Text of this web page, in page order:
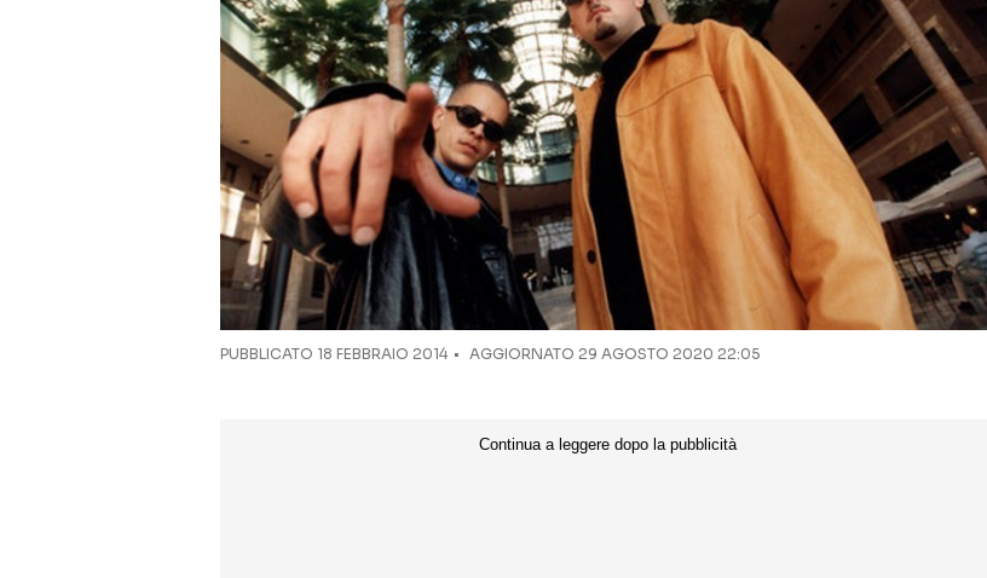
PUBBLICATO 18 FEBBRAIO 2014 AGGIORNATO 29 AGOSTO 2020 22:05